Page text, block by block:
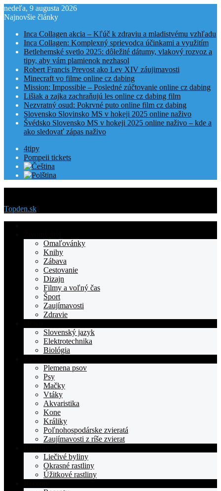
nedeľa, 9 augusta 2026
Najnovšie články
Inca Collagen akcia – Kľúč k zdraviu a mladistvému vzhľadu
Inca Collagen: Komplexný sprievodca účinkami a využitím
Betlehemské svetlo 2025: dôležité dátumy, vlakový rozvoz a
tipy, aby vám plamienok nezhasol
Robert Francis Prevost ako Lev XIV záujimavosti
Minecraft vo filme online cz dabing
Mission: Impossible – Posledné zúčtovanie online cz dabing
Lišiak a zajka zachraňujú les online cz dabing film
Nezvratný osud: Pokrvné puto online film cz dabing
Slovensko Slovinsko MS v hokeji 2025 online naživo
Švédsko Slovensko MS v hokeji 2025 online naživo – kde a
ako sledovať zápas naživo
4tipy
Pompeii tickets
Topden.sk
TOPden.skOmaľovánky
Knihy
Zábava
Cestovanie
Dizajn
Filmy a voľný čas
Šport
Zaujímavosti
Zdravie
Slovenský jazyk
Elektrotechnika
Biológia
Plemena psov
Psy
Mačky
Vtáky
Akvaristika
Kone
Králiky
Poľnohospodárske zvieratá
Zaujímavosti z ríše zvierat
Liečivé byliny
Okrasné rastliny
Úžitkové rastliny